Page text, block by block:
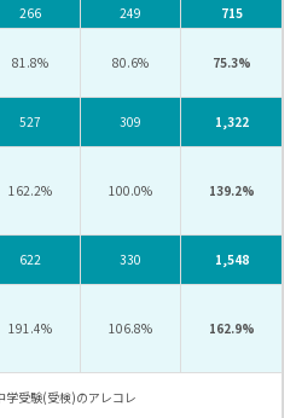
266 249
715
81.8% 80.6% 75.3%
527 309 1,322
162.2% 100.0% 139.2%
622 330 1,548
191.4% 106.8% 162.9%
学受験(受検)のアレコレ